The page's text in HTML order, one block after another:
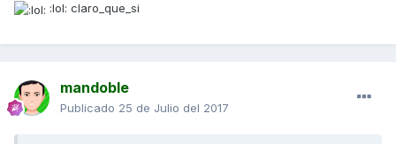
:lol: claro_que_si
mandoble
Publicado 25 de Julio del 2017